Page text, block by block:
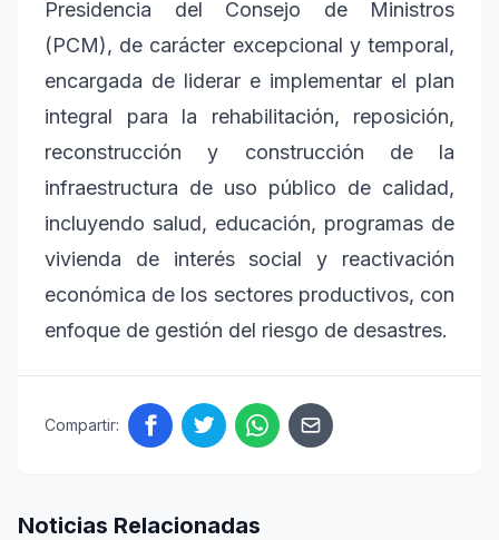
Presidencia del Consejo de Ministros
(PCM), de carácter excepcional y temporal,
encargada de liderar e implementar el plan
integral para la rehabilitación, reposición,
reconstrucción y construcción de la
infraestructura de uso público de calidad,
incluyendo salud, educación, programas de
vivienda de interés social y reactivación
económica de los sectores productivos, con
enfoque de gestión del riesgo de desastres.
Compartir:
Noticias Relacionadas